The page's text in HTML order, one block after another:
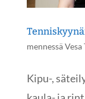
mennessäVesa
Kipu-,